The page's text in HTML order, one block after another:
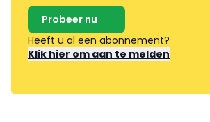
Probeer nu
Heeft u al een abonnement?
Klik hier om aan te melden